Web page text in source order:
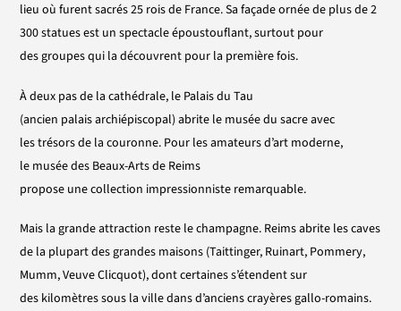
lieu où furent sacrés 25 rois de France. Sa façade ornée de plus de 2
300 statues est un spectacle époustouflant, surtout pour
des groupes qui la découvrent pour la première fois.
À deux pas de la cathédrale, le Palais du Tau
(ancien palais archiépiscopal) abrite le musée du sacre avec
les trésors de la couronne. Pour les amateurs d’art moderne,
le musée des Beaux-Arts de Reims
propose une collection impressionniste remarquable.
Mais la grande attraction reste le champagne. Reims abrite les caves
de la plupart des grandes maisons (Taittinger, Ruinart, Pommery,
Mumm, Veuve Clicquot), dont certaines s’étendent sur
des kilomètres sous la ville dans d’anciens crayères gallo-romains.